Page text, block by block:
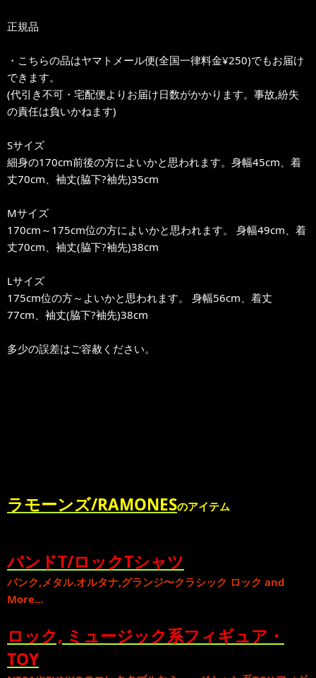
正規品
・こちらの品はヤマトメール便(全国一律料金¥250)でもお届け
できます。
(代引き不可・宅配便よりお届け日数がかかります。事故,紛失
の責任は負いかねます)
Sサイズ
細身の170cm前後の方によいかと思われます。身幅45cm、着
丈70cm、袖丈(脇下?袖先)35cm
Mサイズ
170cm～175cm位の方によいかと思われます。 身幅49cm、着
丈70cm、袖丈(脇下?袖先)38cm
Lサイズ
175cm位の方～よいかと思われます。 身幅56cm、着丈
77cm、袖丈(脇下?袖先)38cm
多少の誤差はご容赦ください。
ラモーンズ/RAMONESのアイテム
バンドT/ロックTシャツ
パンク,メタル.オルタナ,グランジ〜クラシック ロック and
More...
ロック, ミュージック系フィギュア・
TOY